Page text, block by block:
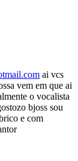
ai vcs
vem em que ai
o vocalista
bjoss sou
e com